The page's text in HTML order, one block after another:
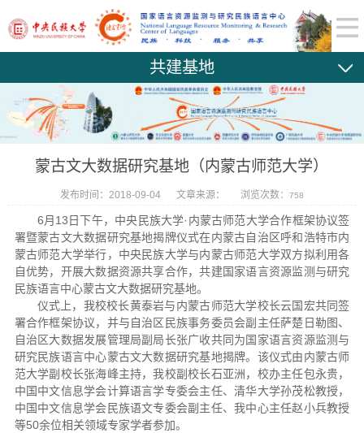
共建基地
蒙古文大数据研究基地（内蒙古师范大学）
发布时间：2018-09-04 文章来源： 浏览次数：758
6月13日下午，中央民族大学·内蒙古师范大学合作框架协议签
署暨蒙古文大数据研究基地揭牌仪式在内蒙古自治区呼和浩特市内
蒙古师范大学举行，中央民族大学与内蒙古师范大学双方拟利用各
自优势，开展大数据资源共享合作，共建国家语言资源监测与研究
民族语言中心蒙古文大数据研究基地。
仪式上，我校校长黄泰岩与内蒙古师范大学校长云国宏共同签
署合作框架协议，并与自治区民族事务委员会副主任萨楚日勒图、
自治区大数据发展管理局副局长张广收共同为国家语言资源监测与
研究民族语言中心蒙古文大数据研究基地揭牌。该仪式由内蒙古师
范大学副校长张海峰主持，我校副校长石亚洲，校办主任包永贵，
中国中文信息学会计算语言学专委会主任、清华大学孙茂松教授，
中国中文信息学会民族语文专委会副主任、我中心主任赵小兵教授
等50余位相关领域专家学者参加。